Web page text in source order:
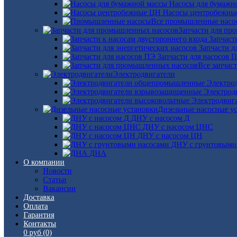
Насосы для
Насосы
Все промышленные
Запчасти для
Запчасти
Запчасти для насосов
Все
Электродвигатели
Дизельные насосные
ДНУ с насосом Д
ДНУ с насосом ЦНС
ДНУ с насосом ЦН
ДНУ с грунтовыми
ДНА
О компании
Новости
Статьи
Вакансии
Доставка
Оплата
Гарантия
Контакты
0 руб (0)